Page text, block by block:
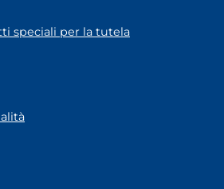
speciali per la tutela